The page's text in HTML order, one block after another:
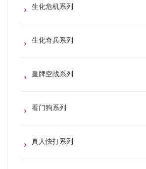
生化危机系列
生化奇兵系列
皇牌空战系列
看门狗系列
真人快打系列